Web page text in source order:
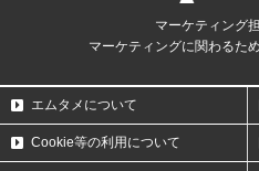
マーケティング
マーケティングに関わるた
エムタメについて
Cookie等の利用について